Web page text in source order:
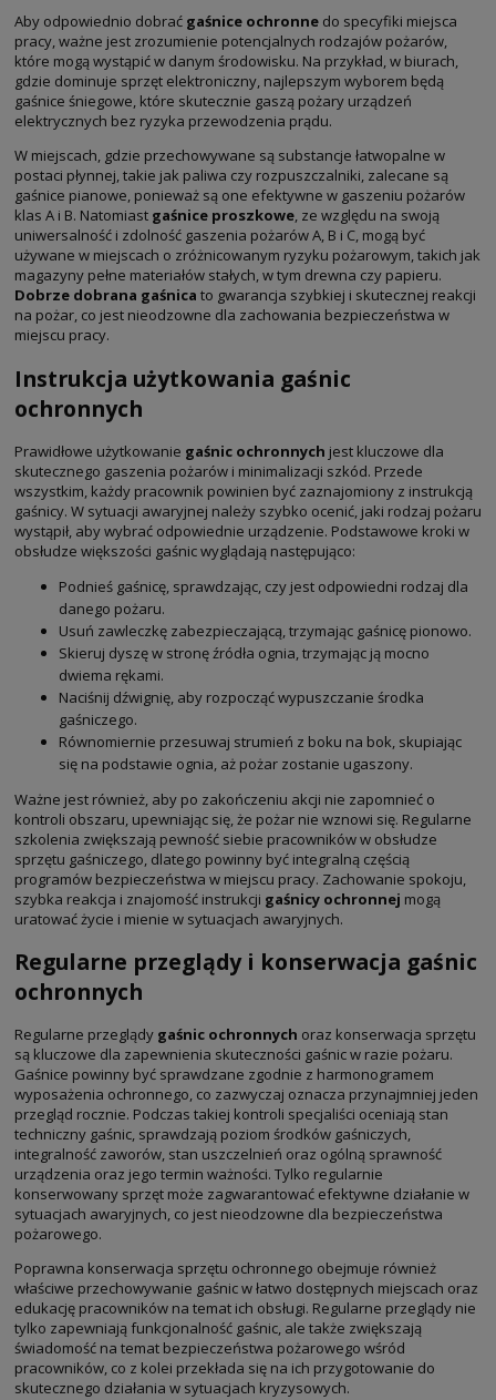
Aby odpowiednio dobrać gaśnice ochronne do specyfiki miejsca
pracy, ważne jest zrozumienie potencjalnych rodzajów pożarów,
które mogą wystąpić w danym środowisku. Na przykład, w biurach,
gdzie dominuje sprzęt elektroniczny, najlepszym wyborem będą
gaśnice śniegowe, które skutecznie gaszą pożary urządzeń
elektrycznych bez ryzyka przewodzenia prądu.
W miejscach, gdzie przechowywane są substancje łatwopalne w
postaci płynnej, takie jak paliwa czy rozpuszczalniki, zalecane są
gaśnice pianowe, ponieważ są one efektywne w gaszeniu pożarów
klas A i B. Natomiast gaśnice proszkowe, ze względu na swoją
uniwersalność i zdolność gaszenia pożarów A, B i C, mogą być
używane w miejscach o zróżnicowanym ryzyku pożarowym, takich jak
magazyny pełne materiałów stałych, w tym drewna czy papieru.
Dobrze dobrana gaśnica to gwarancja szybkiej i skutecznej reakcji
na pożar, co jest nieodzowne dla zachowania bezpieczeństwa w
miejscu pracy.
Instrukcja użytkowania gaśnic
ochronnych
Prawidłowe użytkowanie gaśnic ochronnych jest kluczowe dla
skutecznego gaszenia pożarów i minimalizacji szkód. Przede
wszystkim, każdy pracownik powinien być zaznajomiony z instrukcją
gaśnicy. W sytuacji awaryjnej należy szybko ocenić, jaki rodzaj pożaru
wystąpił, aby wybrać odpowiednie urządzenie. Podstawowe kroki w
obsłudze większości gaśnic wyglądają następująco:
Podnieś gaśnicę, sprawdzając, czy jest odpowiedni rodzaj dla
danego pożaru.
Usuń zawleczkę zabezpieczającą, trzymając gaśnicę pionowo.
Skieruj dyszę w stronę źródła ognia, trzymając ją mocno
dwiema rękami.
Naciśnij dźwignię, aby rozpocząć wypuszczanie środka
gaśniczego.
Równomiernie przesuwaj strumień z boku na bok, skupiając
się na podstawie ognia, aż pożar zostanie ugaszony.
Ważne jest również, aby po zakończeniu akcji nie zapomnieć o
kontroli obszaru, upewniając się, że pożar nie wznowi się. Regularne
szkolenia zwiększają pewność siebie pracowników w obsłudze
sprzętu gaśniczego, dlatego powinny być integralną częścią
programów bezpieczeństwa w miejscu pracy. Zachowanie spokoju,
szybka reakcja i znajomość instrukcji gaśnicy ochronnej mogą
uratować życie i mienie w sytuacjach awaryjnych.
Regularne przeglądy i konserwacja gaśnic
ochronnych
Regularne przeglądy gaśnic ochronnych oraz konserwacja sprzętu
są kluczowe dla zapewnienia skuteczności gaśnic w razie pożaru.
Gaśnice powinny być sprawdzane zgodnie z harmonogramem
wyposażenia ochronnego, co zazwyczaj oznacza przynajmniej jeden
przegląd rocznie. Podczas takiej kontroli specjaliści oceniają stan
techniczny gaśnic, sprawdzają poziom środków gaśniczych,
integralność zaworów, stan uszczelnień oraz ogólną sprawność
urządzenia oraz jego termin ważności. Tylko regularnie
konserwowany sprzęt może zagwarantować efektywne działanie w
sytuacjach awaryjnych, co jest nieodzowne dla bezpieczeństwa
pożarowego.
Poprawna konserwacja sprzętu ochronnego obejmuje również
właściwe przechowywanie gaśnic w łatwo dostępnych miejscach oraz
edukację pracowników na temat ich obsługi. Regularne przeglądy nie
tylko zapewniają funkcjonalność gaśnic, ale także zwiększają
świadomość na temat bezpieczeństwa pożarowego wśród
pracowników, co z kolei przekłada się na ich przygotowanie do
skutecznego działania w sytuacjach kryzysowych.